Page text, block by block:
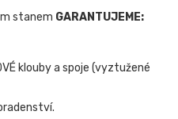
stanem GARANTUJEME:
klouby a spoje (vyztužené